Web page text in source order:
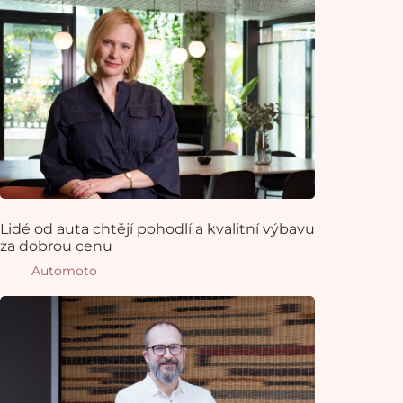
Lidé od auta chtějí pohodlí a kvalitní výbavu
za dobrou cenu
Automoto